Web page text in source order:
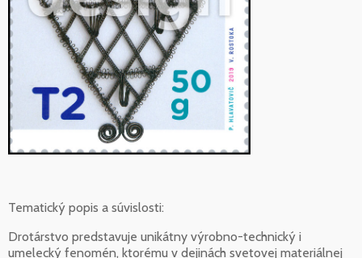
Tematický popis a súvislosti:
Drotárstvo predstavuje unikátny výrobno-technický i
umelecký fenomén, ktorému v dejinách svetovej materiálnej